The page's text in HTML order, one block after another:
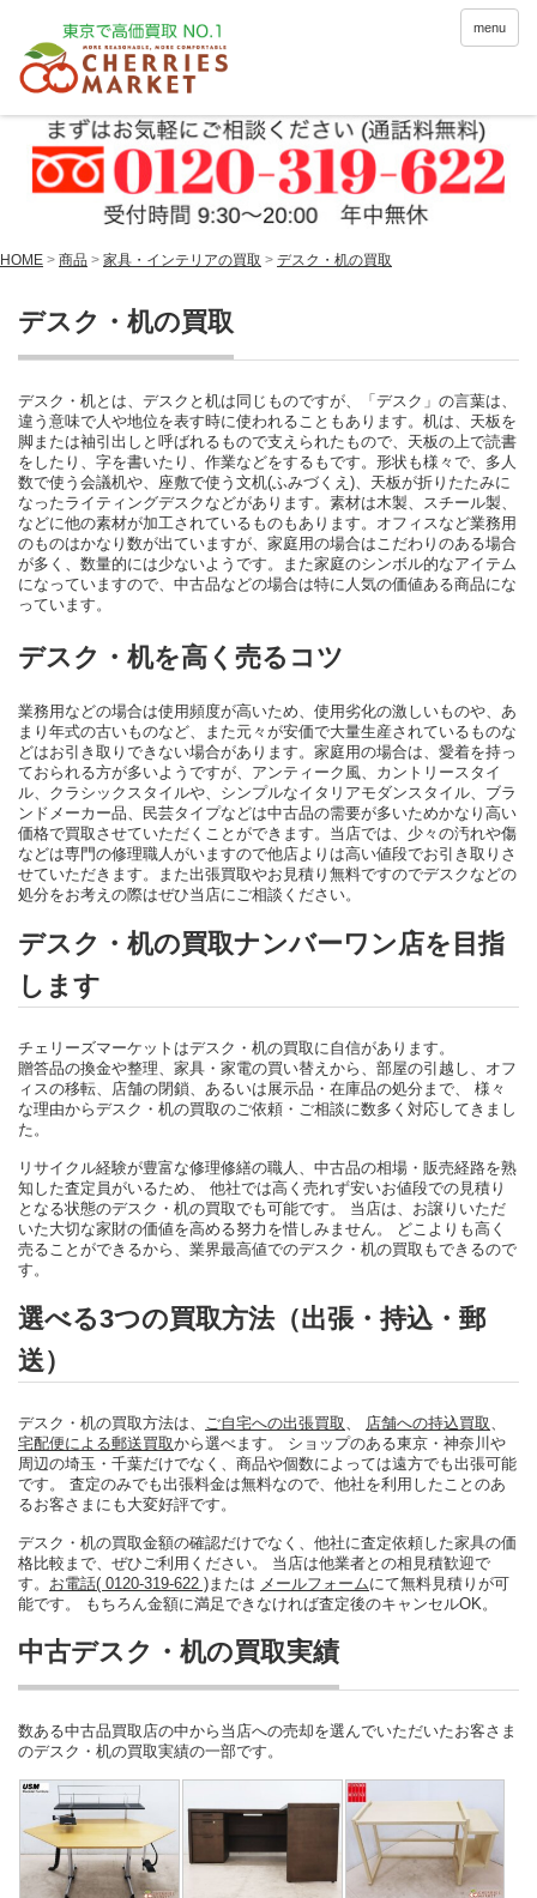
menu
HOME > 商品 > 家具・インテリアの買取 > デスク・机の買取
デスク・机の買取
デスク・机とは、デスクと机は同じものですが、「デスク」の言葉は、
違う意味で人や地位を表す時に使われることもあります。机は、天板を
脚または袖引出しと呼ばれるもので支えられたもので、天板の上で読書
をしたり、字を書いたり、作業などをするもです。形状も様々で、多人
数で使う会議机や、座敷で使う文机(ふみづくえ)、天板が折りたたみに
なったライティングデスクなどがあります。素材は木製、スチール製、
などに他の素材が加工されているものもあります。オフィスなど業務用
のものはかなり数が出ていますが、家庭用の場合はこだわりのある場合
が多く、数量的には少ないようです。また家庭のシンボル的なアイテム
になっていますので、中古品などの場合は特に人気の価値ある商品にな
っています。
デスク・机を高く売るコツ
業務用などの場合は使用頻度が高いため、使用劣化の激しいものや、あ
まり年式の古いものなど、また元々が安価で大量生産されているものな
どはお引き取りできない場合があります。家庭用の場合は、愛着を持っ
ておられる方が多いようですが、アンティーク風、カントリースタイ
ル、クラシックスタイルや、シンプルなイタリアモダンスタイル、ブラ
ンドメーカー品、民芸タイプなどは中古品の需要が多いためかなり高い
価格で買取させていただくことができます。当店では、少々の汚れや傷
などは専門の修理職人がいますので他店よりは高い値段でお引き取りさ
せていただきます。また出張買取やお見積り無料ですのでデスクなどの
処分をお考えの際はぜひ当店にご相談ください。
デスク・机の買取ナンバーワン店を目指
します
チェリーズマーケットはデスク・机の買取に自信があります。
贈答品の換金や整理、家具・家電の買い替えから、部屋の引越し、オフ
ィスの移転、店舗の閉鎖、あるいは展示品・在庫品の処分まで、 様々
な理由からデスク・机の買取のご依頼・ご相談に数多く対応してきまし
た。
リサイクル経験が豊富な修理修繕の職人、中古品の相場・販売経路を熟
知した査定員がいるため、 他社では高く売れず安いお値段での見積り
となる状態のデスク・机の買取でも可能です。 当店は、お譲りいただ
いた大切な家財の価値を高める努力を惜しみません。 どこよりも高く
売ることができるから、業界最高値でのデスク・机の買取もできるので
す。
選べる3つの買取方法（出張・持込・郵
送）
デスク・机の買取方法は、 ご自宅への出張買取 店舗への持込買取
宅配便による郵送買取から選べます。 ショップのある東京・神奈川や
周辺の埼玉・千葉だけでなく、商品や個数によっては遠方でも出張可能
です。 査定のみでも出張料金は無料なので、他社を利用したことのあ
るお客さまにも大変好評です。
デスク・机の買取金額の確認だけでなく、他社に査定依頼した家具の価
格比較まで、ぜひご利用ください。 当店は他業者との相見積歓迎で
す。 お電話( 0120-319-622 ) または メールフォームにて無料見積りが可
能です。 もちろん金額に満足できなければ査定後のキャンセルOK。
中古デスク・机の買取実績
数ある中古品買取店の中から当店への売却を選んでいただいたお客さま
のデスク・机の買取実績の一部です。